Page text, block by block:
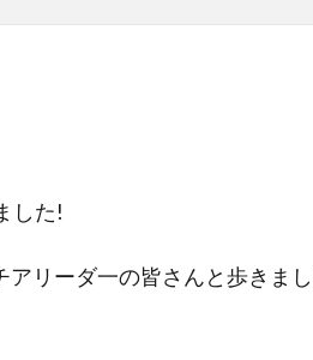
した!
リーダ一の皆さんと歩きま